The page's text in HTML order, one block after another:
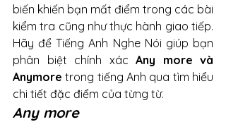
biến khiến bạn mất điểm trong các bài
kiểm tra cũng như thực hành giao tiếp.
Hãy để Tiếng Anh Nghe Nói giúp bạn
phân biệt chính xác Any more và
Anymore trong tiếng Anh qua tìm hiểu
chi tiết đặc điểm của từng từ.
Any more